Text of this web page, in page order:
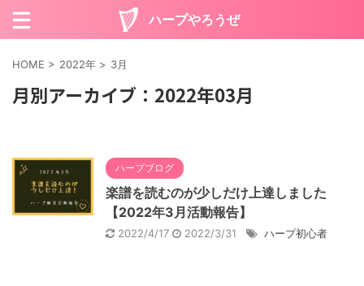
ハープやろうぜ
HOME > 2022年 > 3月
月別アーカイブ：2022年03月
ハープブログ
楽譜を読むのが少しだけ上達しました
【2022年3月活動報告】
2022/4/17 2022/3/31 ハープ初心者